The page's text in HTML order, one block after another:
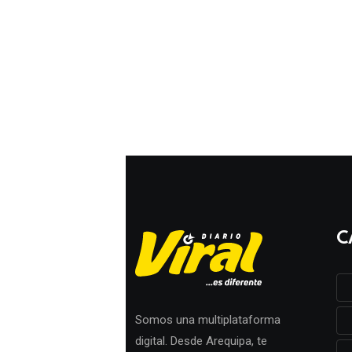
Somos una multiplataforma
digital. Desde Arequipa, te